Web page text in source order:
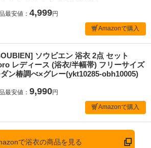
最安値： 4,999円
Amazonで購入
ソウビエン 浴衣 2点 セット
レディース (浴衣/半幅帯) フリーサイズ
ン椿調べ×グレー(ykt10285-obh10005)
最安値： 9,990円
Amazonで購入
で浴衣の商品を見る